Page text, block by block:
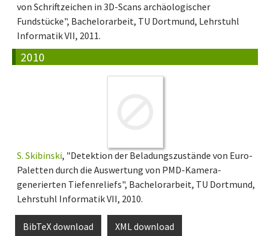
von Schriftzeichen in 3D-Scans archäologischer
Fundstücke", Bachelorarbeit, TU Dortmund, Lehrstuhl
Informatik VII, 2011.
2010
S. Skibinski, "Detektion der Beladungszustände von Euro-
Paletten durch die Auswertung von PMD-Kamera-
generierten Tiefenreliefs", Bachelorarbeit, TU Dortmund,
Lehrstuhl Informatik VII, 2010.
BibTeX download XML download